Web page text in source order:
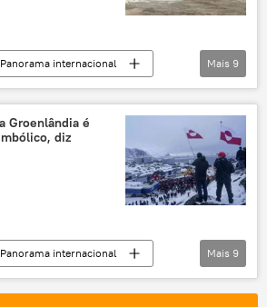
Panorama internacional
Donald Trump
Unidos
Marco Rubio
minerais
Mais 9
Groenlândia é
diz
Panorama internacional
Groenlândia
Mais 9